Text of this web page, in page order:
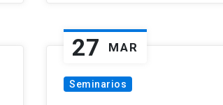
27 MAR
Seminarios